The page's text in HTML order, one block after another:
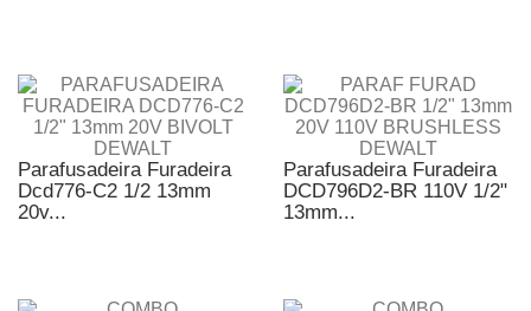
Parafusadeira Furadeira
Dcd776-C2 1/2 13mm
20v...
Parafusadeira Furadeira
DCD796D2-BR 110V 1/2"
13mm...